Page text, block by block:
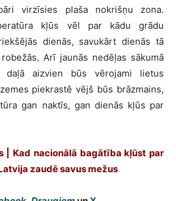
virzīsies plaša nokrišņu zona.
kļūs vēl par kādu grādu
dienās, savukārt dienās tā
Arī jaunās nedēļas sākumā
daļā aizvien būs vērojami lietus
piekrastē vējš būs brāzmains,
gan naktīs, gan dienās kļūs par
| Kad nacionālā bagātība kļūst par
zaudē savus mežus